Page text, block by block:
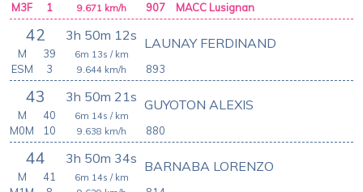
907
9.671 km/h
M3F
1 MACC Lusignan
42 3h 50m 12s
893
LAUNAY FERDINAND
6m 13s / km
9.644 km/h
M
39
ESM
3
43 3h 50m 21s
880
GUYOTON ALEXIS
6m 14s / km
9.638 km/h
M
40
M0M
10
44 3h 50m 34s BARNABA LORENZO
6m 14s / km
M
41